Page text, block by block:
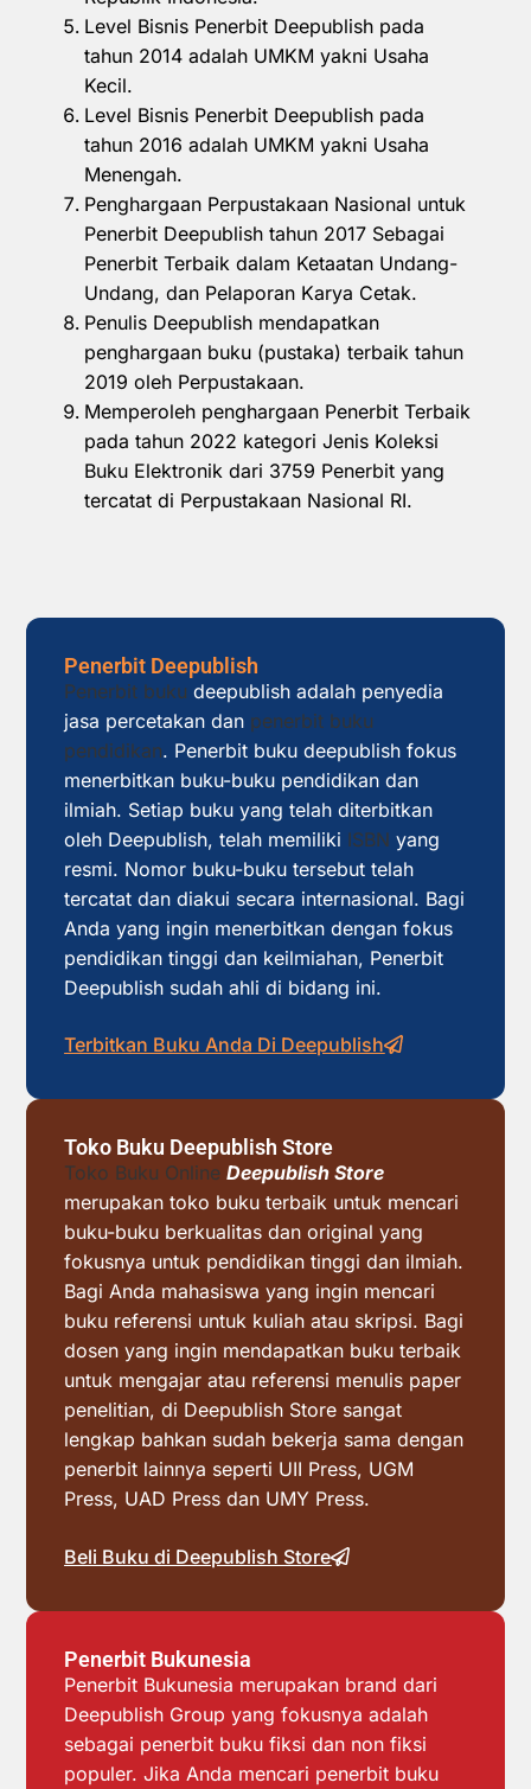
Level Bisnis Penerbit Deepublish pada
tahun 2014 adalah UMKM yakni Usaha
Kecil.
Level Bisnis Penerbit Deepublish pada
tahun 2016 adalah UMKM yakni Usaha
Menengah.
Penghargaan Perpustakaan Nasional untuk
Penerbit Deepublish tahun 2017 Sebagai
Penerbit Terbaik dalam Ketaatan Undang-
Undang, dan Pelaporan Karya Cetak.
Penulis Deepublish mendapatkan
penghargaan buku (pustaka) terbaik tahun
2019 oleh Perpustakaan.
Memperoleh penghargaan Penerbit Terbaik
pada tahun 2022 kategori Jenis Koleksi
Buku Elektronik dari 3759 Penerbit yang
tercatat di Perpustakaan Nasional RI.
Penerbit Deepublish
Penerbit buku deepublish adalah penyedia
jasa percetakan dan penerbit buku
pendidikan. Penerbit buku deepublish fokus
menerbitkan buku-buku pendidikan dan
ilmiah. Setiap buku yang telah diterbitkan
oleh Deepublish, telah memiliki ISBN yang
resmi. Nomor buku-buku tersebut telah
tercatat dan diakui secara internasional. Bagi
Anda yang ingin menerbitkan dengan fokus
pendidikan tinggi dan keilmiahan, Penerbit
Deepublish sudah ahli di bidang ini.
Terbitkan Buku Anda Di Deepublish
Toko Buku Deepublish Store
Toko Buku Online Deepublish Store
merupakan toko buku terbaik untuk mencari
buku-buku berkualitas dan original yang
fokusnya untuk pendidikan tinggi dan ilmiah.
Bagi Anda mahasiswa yang ingin mencari
buku referensi untuk kuliah atau skripsi. Bagi
dosen yang ingin mendapatkan buku terbaik
untuk mengajar atau referensi menulis paper
penelitian, di Deepublish Store sangat
lengkap bahkan sudah bekerja sama dengan
penerbit lainnya seperti UII Press, UGM
Press, UAD Press dan UMY Press.
Beli Buku di Deepublish Store
Penerbit Bukunesia
Penerbit Bukunesia merupakan brand dari
Deepublish Group yang fokusnya adalah
sebagai penerbit buku fiksi dan non fiksi
populer. Jika Anda mencari penerbit buku